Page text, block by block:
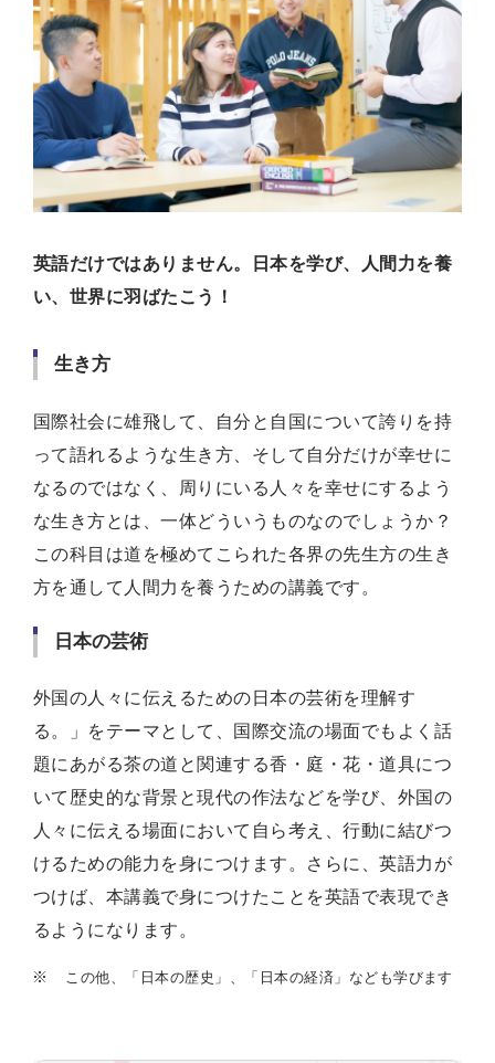
英語だけではありません。日本を学び、人間力を養
い、世界に羽ばたこう！
生き方
国際社会に雄飛して、自分と自国について誇りを持
って語れるような生き方、そして自分だけが幸せに
なるのではなく、周りにいる人々を幸せにするよう
な生き方とは、一体どういうものなのでしょうか？
この科目は道を極めてこられた各界の先生方の生き
方を通して人間力を養うための講義です。
日本の芸術
外国の人々に伝えるための日本の芸術を理解す
る。」をテーマとして、国際交流の場面でもよく話
題にあがる茶の道と関連する香・庭・花・道具につ
いて歴史的な背景と現代の作法などを学び、外国の
人々に伝える場面において自ら考え、行動に結びつ
けるための能力を身につけます。さらに、英語力が
つけば、本講義で身につけたことを英語で表現でき
るようになります。
※ この他、「日本の歴史」、「日本の経済」なども学びます